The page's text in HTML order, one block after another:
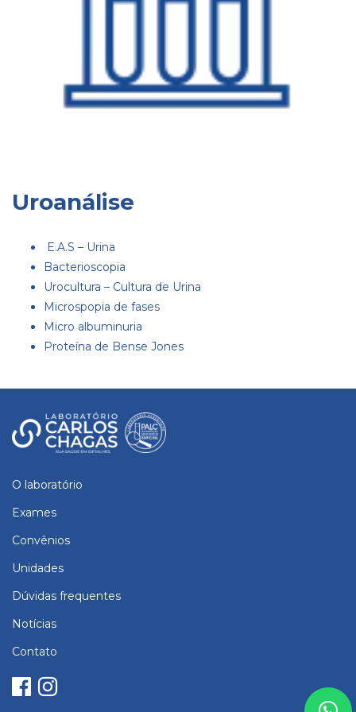
Uroanálise
E.A.S – Urina
Bacterioscopia
Urocultura – Cultura de Urina
Microspopia de fases
Micro albuminuria
Proteína de Bense Jones
O laboratório
Exames
Convênios
Unidades
Dúvidas frequentes
Notícias
Contato